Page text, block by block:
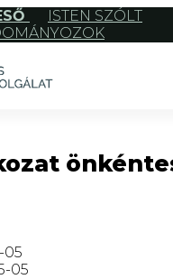
ISTEN SZÓLT
05
05